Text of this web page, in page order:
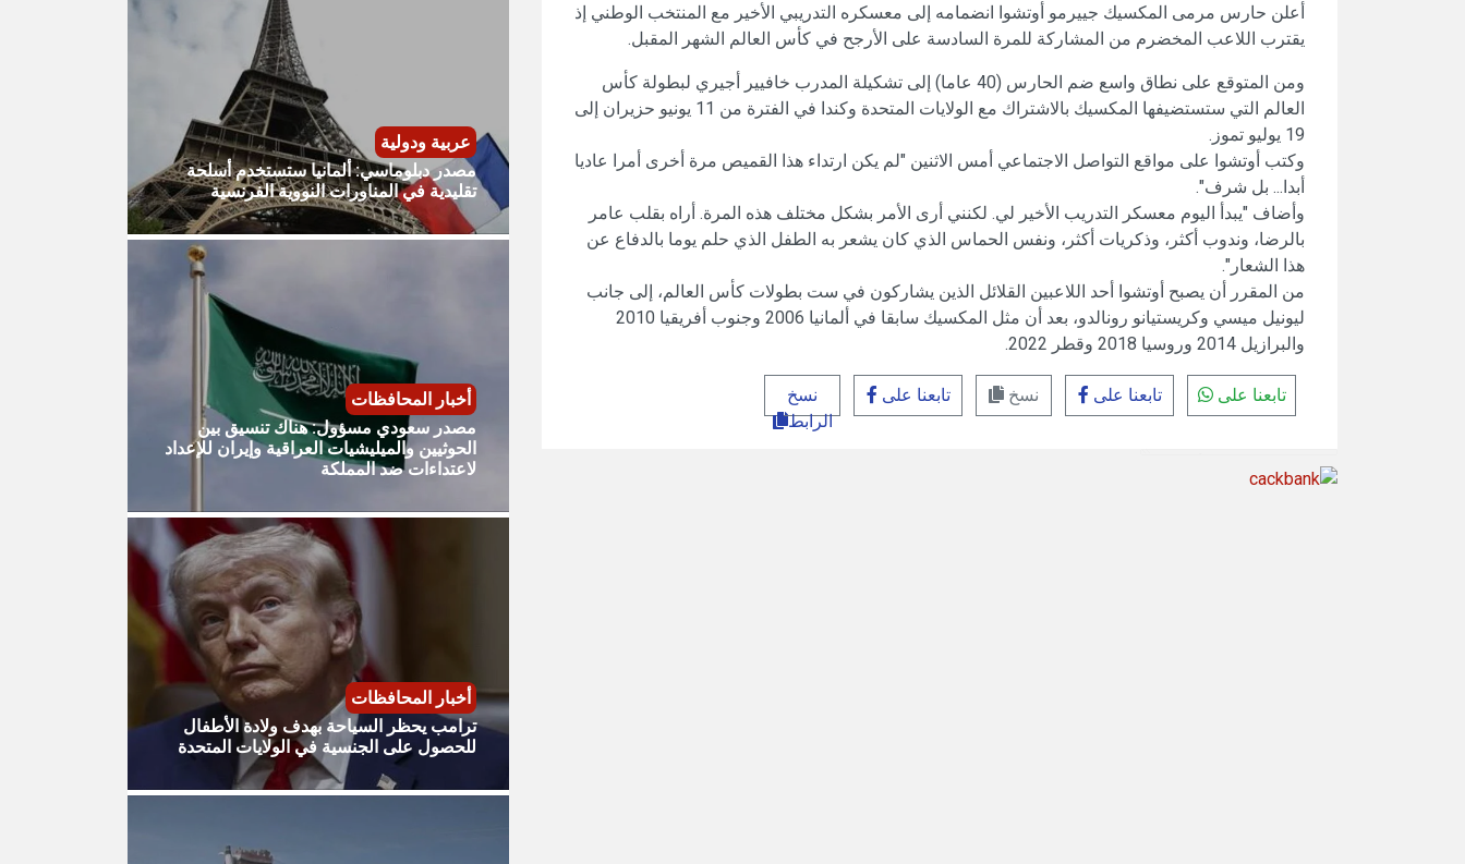
أعلن حارس مرمى المكسيك جييرمو أوتشوا انضمامه إلى معسكره التدريبي الأخير مع المنتخب الوطني إذ
يقترب اللاعب المخضرم من المشاركة للمرة السادسة على الأرجح في كأس العالم الشهر المقبل.
ومن المتوقع على نطاق واسع ضم الحارس (40 عاما) إلى تشكيلة المدرب خافيير أجيري لبطولة كأس
العالم التي ستستضيفها المكسيك بالاشتراك مع الولايات المتحدة وكندا في الفترة من 11 يونيو حزيران إلى
19 يوليو تموز.
وكتب أوتشوا على مواقع التواصل الاجتماعي ‌أمس الاثنين "لم يكن ارتداء ‌هذا القميص مرة أخرى أمرا عاديا
‌أبدا... ⁠بل شرف".
وأضاف "يبدأ اليوم ⁠معسكر التدريب الأخير لي. لكنني أرى الأمر بشكل مختلف هذه المرة. أراه بقلب عامر
بالرضا، وندوب أكثر، وذكريات أكثر، ونفس الحماس الذي كان يشعر به الطفل الذي حلم يوما بالدفاع عن
هذا الشعار".
من المقرر أن يصبح أوتشوا أحد اللاعبين القلائل الذين يشاركون في ست بطولات كأس ⁠العالم، إلى جانب
ليونيل ميسي وكريستيانو رونالدو، ‌بعد أن مثل المكسيك ‌سابقا في ألمانيا 2006 وجنوب أفريقيا 2010
والبرازيل 2014 وروسيا 2018 ‌وقطر 2022.
تابعنا على تابعنا على نسخ تابعنا على
نسخ
الرابط
عربية ودولية
مصدر دبلوماسي: ألمانيا ستستخدم أسلحة
تقليدية في المناورات النووية الفرنسية
أخبار المحافظات
مصدر سعودي مسؤول: هناك تنسيق بين
الحوثيين والميليشيات العراقية وإيران للإعداد
لاعتداءات ضد المملكة
أخبار المحافظات
ترامب يحظر السياحة بهدف ولادة الأطفال
للحصول على الجنسية في الولايات المتحدة